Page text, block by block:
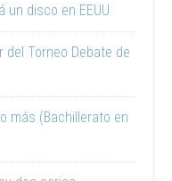
un disco en EEUU
del Torneo Debate de
más (Bachillerato en